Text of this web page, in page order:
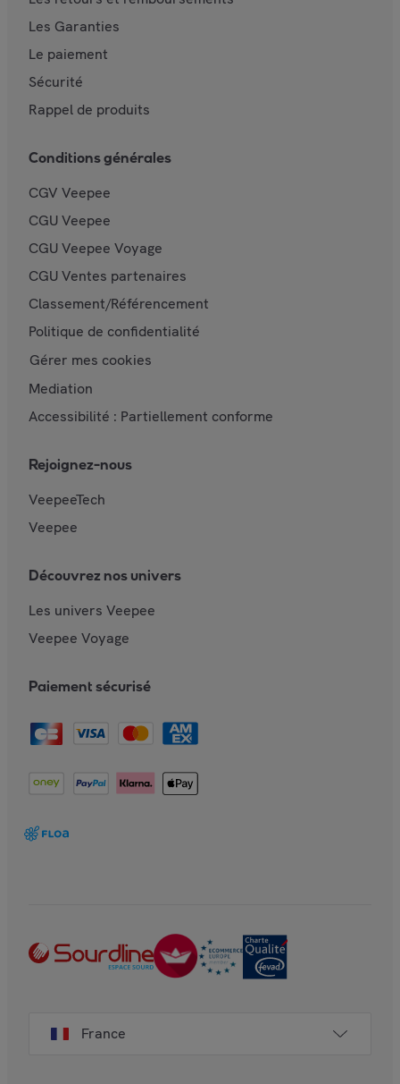
Les Garanties
Le paiement
Sécurité
Rappel de produits
Conditions générales
CGV Veepee
CGU Veepee
CGU Veepee Voyage
CGU Ventes partenaires
Classement/Référencement
Politique de confidentialité
Gérer mes cookies
Mediation
Accessibilité : Partiellement conforme
Rejoignez-nous
VeepeeTech
Veepee
Découvrez nos univers
Les univers Veepee
Veepee Voyage
Paiement sécurisé
France